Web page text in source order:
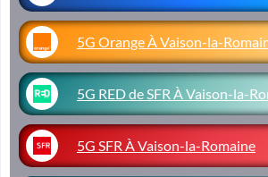
5G Orange À Vaison-la-
5G RED de SFR À Vaison-la-
5G SFR À Vaison-la-Romaine